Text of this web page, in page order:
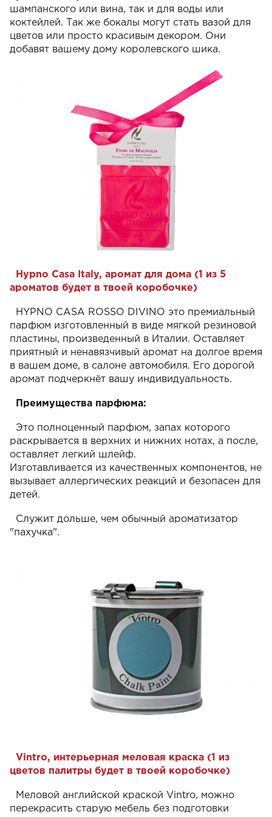
шампанского или вина, так и для воды или
коктейлей. Так же бокалы могут стать вазой для
цветов или просто красивым декором. Они
добавят вашему дому королевского шика.
Hypno Casa Italy, аромат для дома (1 из 5
ароматов будет в твоей коробочке)
HYPNO CASA ROSSO DIVINO это премиальный
парфюм изготовленный в виде мягкой резиновой
пластины, произведенный в Италии. Оставляет
приятный и ненавязчивый аромат на долгое время
в вашем доме, в салоне автомобиля. Его дорогой
аромат подчеркнёт вашу индивидуальность.
Преимущества парфюма:
Это полноценный парфюм, запах которого
раскрывается в верхних и нижних нотах, а после,
оставляет легкий шлейф.
Изготавливается из качественных компонентов, не
вызывает аллергических реакций и безопасен для
детей.
Служит дольше, чем обычный ароматизатор
"пахучка".
Vintro, интерьерная меловая краска (1 из
цветов палитры будет в твоей коробочке)
Меловой английской краской Vintro, можно
перекрасить старую мебель без подготовки